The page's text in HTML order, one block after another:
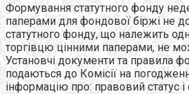
Формування статутного фонду
паперами для фондової біржі не
статутного фонду, що належить
торгівцю цінними паперами, не
Установчі документи та правила
подаються до Комісії на
інформацію про: правовий статус і